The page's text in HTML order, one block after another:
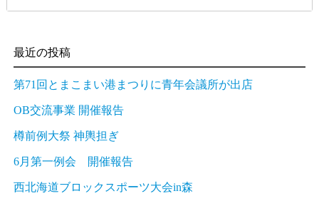
最近の投稿
第71回とまこまい港まつりに青年会議所が出店
OB交流事業 開催報告
樽前例大祭 神輿担ぎ
6月第一例会 開催報告
西北海道ブロックスポーツ大会in森